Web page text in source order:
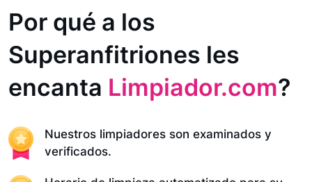
Por qué a los
Superanfitriones les
encanta Limpiador.com?
Nuestros limpiadores son examinados y
verificados.